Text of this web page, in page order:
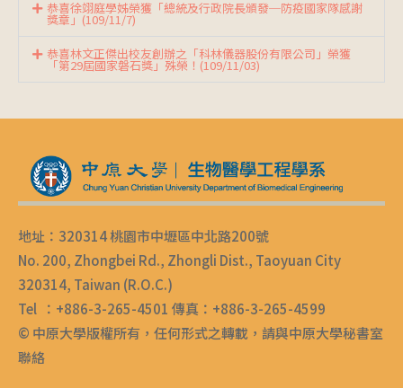
恭喜徐翊庭學姊榮獲「總統及行政院長頒發─防疫國家隊感謝
獎章」(109/11/7)
恭喜林文正傑出校友創辦之「科林儀器股份有限公司」榮獲
「第29屆國家磐石獎」殊榮！(109/11/03)
地址：320314 桃園市中壢區中北路200號
No. 200, Zhongbei Rd., Zhongli Dist., Taoyuan City
320314, Taiwan (R.O.C.)
Tel ：+886-3-265-4501 傳真：+886-3-265-4599
© 中原大學版權所有，任何形式之轉載，請與中原大學秘書室
聯絡